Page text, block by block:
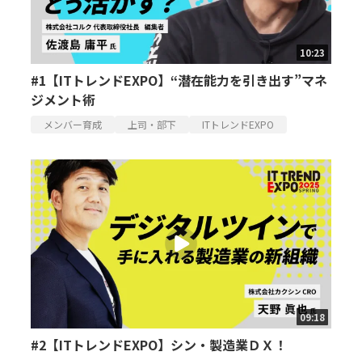
10:23
#1【ITトレンドEXPO】“潜在能力を引き出す”マネ
ジメント術
メンバー育成 上司・部下 ITトレンドEXPO
09:18
#2【ITトレンドEXPO】シン・製造業ＤＸ！